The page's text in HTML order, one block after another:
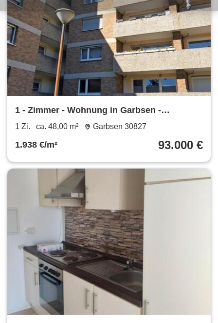
1 - Zimmer - Wohnung in Garbsen -
Berenbostel 48qm + Kellerraum
1 Zi. ca. 48,00 m² Garbsen 30827
1.938 €/m² 93.000 €